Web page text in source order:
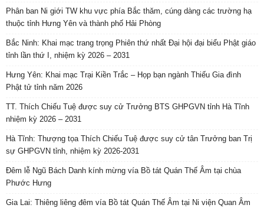
Phân ban Ni giới TW khu vực phía Bắc thăm, cúng dàng các trường hạ
thuộc tỉnh Hưng Yên và thành phố Hải Phòng
Bắc Ninh: Khai mạc trang trọng Phiên thứ nhất Đại hội đại biểu Phật giáo
tỉnh lần thứ I, nhiệm kỳ 2026 – 2031
Hưng Yên: Khai mạc Trại Kiền Trắc – Họp bạn ngành Thiếu Gia đình
Phật tử tỉnh năm 2026
TT. Thích Chiếu Tuệ được suy cử Trưởng BTS GHPGVN tỉnh Hà Tĩnh
nhiệm kỳ 2026 – 2031
Hà Tĩnh: Thượng tọa Thích Chiếu Tuệ được suy cử tân Trưởng ban Trị
sự GHPGVN tỉnh, nhiệm kỳ 2026-2031
Đêm lễ Ngũ Bách Danh kính mừng vía Bồ tát Quán Thế Âm tại chùa
Phước Hưng
Gia Lai: Thiêng liêng đêm vía Bồ tát Quán Thế Âm tại Ni viện Quan Âm